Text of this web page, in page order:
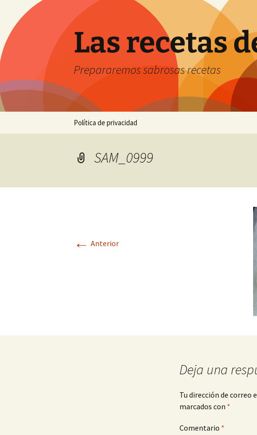
contenido
Las recetas
Prepararemos sabrosas recetas
Política de privacidad
SAM_0999
← Anterior
Deja una
Tu dirección de correo
marcados con *
Comentario *